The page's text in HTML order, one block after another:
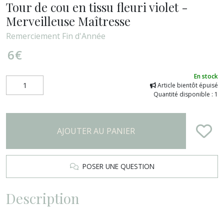
Tour de cou en tissu fleuri violet -
Merveilleuse Maîtresse
Remerciement Fin d'Année
6€
En stock
Article bientôt épuisé
Quantité disponible : 1
AJOUTER AU PANIER
POSER UNE QUESTION
Description